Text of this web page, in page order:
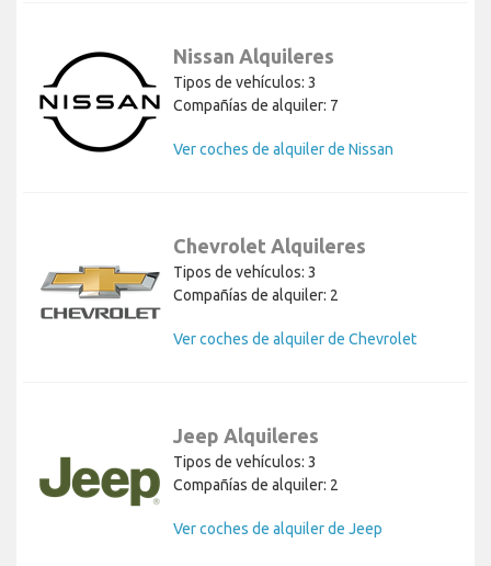
Nissan Alquileres
Tipos de vehículos: 3
Compañías de alquiler: 7
Ver coches de alquiler de Nissan
Chevrolet Alquileres
Tipos de vehículos: 3
Compañías de alquiler: 2
Ver coches de alquiler de Chevrolet
Jeep Alquileres
Tipos de vehículos: 3
Compañías de alquiler: 2
Ver coches de alquiler de Jeep